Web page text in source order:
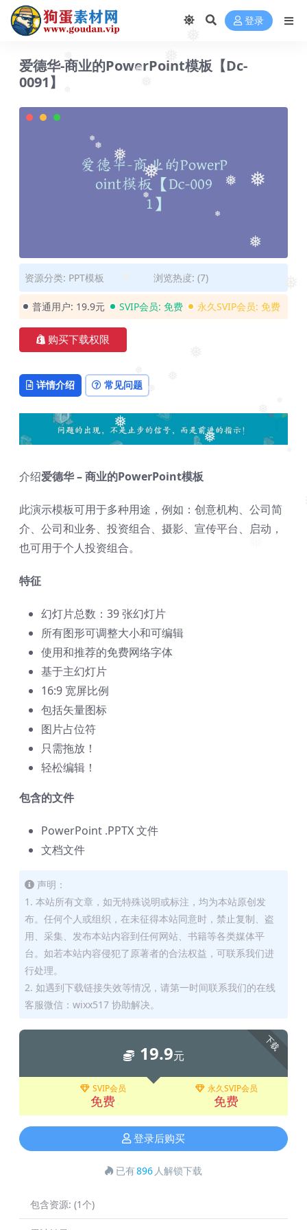
❅
❅
❅
❅
❅
❅
❅
❅
❅
❅
❅
❅
❅
❅
❅
登录
爱德华-商业的PowerPoint模板【Dc-
0091】
资源分类: PPT模板 浏览热度: (7)
普通用户: 19.9元 SVIP会员: 免费 永久SVIP会员: 免费
购买下载权限
详情介绍 常见问题
介绍爱德华 – 商业的PowerPoint模板
此演示模板可用于多种用途，例如：创意机构、公司简
介、公司和业务、投资组合、摄影、宣传平台、启动，
也可用于个人投资组合。
特征
幻灯片总数：39 张幻灯片
所有图形可调整大小和可编辑
使用和推荐的免费网络字体
基于主幻灯片
16:9 宽屏比例
包括矢量图标
图片占位符
只需拖放！
轻松编辑！
包含的文件
PowerPoint .PPTX 文件
文档文件
声明：
1. 本站所有文章，如无特殊说明或标注，均为本站原创发
布。任何个人或组织，在未征得本站同意时，禁止复制、盗
用、采集、发布本站内容到任何网站、书籍等各类媒体平
台。如若本站内容侵犯了原著者的合法权益，可联系我们进
行处理。
2. 如遇到下载链接失效等情况，请第一时间联系我们的在线
客服微信：wixx517 协助解决。
下载
19.9元
SVIP会员
免费
永久SVIP会员
免费
登录后购买
已有896 人解锁下载
包含资源: (1个)